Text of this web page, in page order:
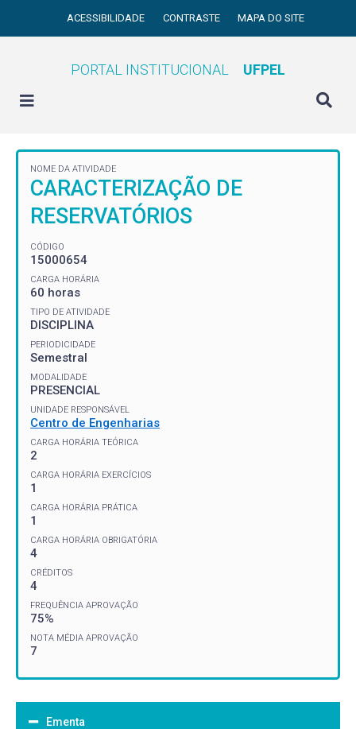
ACESSIBILIDADE CONTRASTE MAPA DO SITE
PORTAL INSTITUCIONAL UFPEL
NOME DA ATIVIDADE
CARACTERIZAÇÃO DE
RESERVATÓRIOS
CÓDIGO
15000654
CARGA HORÁRIA
60 horas
TIPO DE ATIVIDADE
DISCIPLINA
PERIODICIDADE
Semestral
MODALIDADE
PRESENCIAL
UNIDADE RESPONSÁVEL
Centro de Engenharias
CARGA HORÁRIA TEÓRICA
2
CARGA HORÁRIA EXERCÍCIOS
1
CARGA HORÁRIA PRÁTICA
1
CARGA HORÁRIA OBRIGATÓRIA
4
CRÉDITOS
4
FREQUÊNCIA APROVAÇÃO
75%
NOTA MÉDIA APROVAÇÃO
7
Ementa